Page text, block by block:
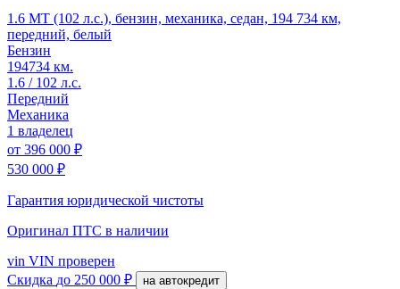
1.6 MT (102 л.с.), бензин, механика, седан, 194 734 км,
передний, белый
Бензин
194734 км.
1.6 / 102 л.с.
Передний
Механика
1 владелец
от 396 000 ₽
530 000 ₽
Гарантия юридической чистоты
Оригинал ПТС в наличии
vin VIN проверен
Скидка до 250 000 ₽ на автокредит